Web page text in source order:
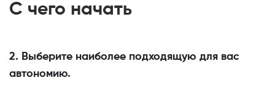
С чего начать
2. Выберите наиболее подходящую для вас
автономию.